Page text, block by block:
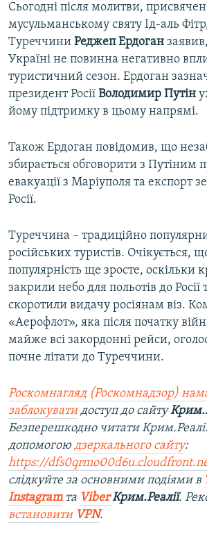
Сьогодні після молитви,
мусульманському святу Ід-аль
Туреччини Реджеп Ердоган
Україні не повинна негативно
туристичний сезон. Ердоган
президент Росії Володимир Путін
йому підтримку в цьому напрямі.
Також Ердоган повідомив, що
збирається обговорити з Путіним
евакуації з Маріуполя та експорт
Росії.
Туреччина – традиційно
російських туристів. Очікується,
популярність ще зросте, оскільки
закрили небо для польотів до Росії
скоротили видачу росіянам віз.
«Аерофлот», яка після початку
майже всі закордонні рейси,
почне літати до Туреччини.
Роскомнагляд (Роскомнадзор)
заблокуватидоступ до сайту
Безперешкодно читати
допомогою дзеркального сайту:
https://
слідкуйте за основними подіями в
Instagramта ViberКрим.Реалії.
встановити VPN.